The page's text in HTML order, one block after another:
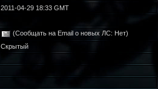
2011-04-29 18:33 GMT
(Сообщать на Email о новых ЛС: Нет)
Скрытый